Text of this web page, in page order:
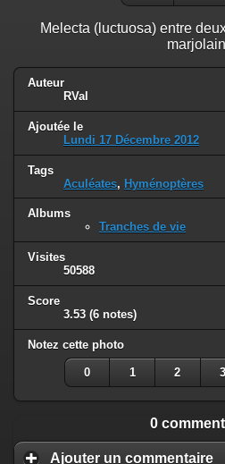
Melecta (luctuosa) entre
Auteur
RVal
Ajoutée le
Lundi 17 Décembre 2012
Tags
Aculéates, Hyménoptères
Albums
Tranches de vie
Visites
50588
Score
3.53 (6 notes)
Notez cette photo
0 1 2 3
0
Ajouter un commentaire